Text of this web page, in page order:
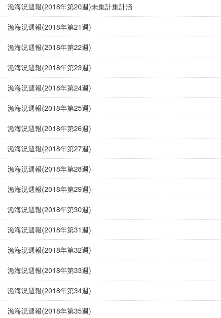
漁海況週報(2018年第20週)未集計集計済
漁海況週報(2018年第21週)
漁海況週報(2018年第22週)
漁海況週報(2018年第23週)
漁海況週報(2018年第24週)
漁海況週報(2018年第25週)
漁海況週報(2018年第26週)
漁海況週報(2018年第27週)
漁海況週報(2018年第28週)
漁海況週報(2018年第29週)
漁海況週報(2018年第30週)
漁海況週報(2018年第31週)
漁海況週報(2018年第32週)
漁海況週報(2018年第33週)
漁海況週報(2018年第34週)
漁海況週報(2018年第35週)